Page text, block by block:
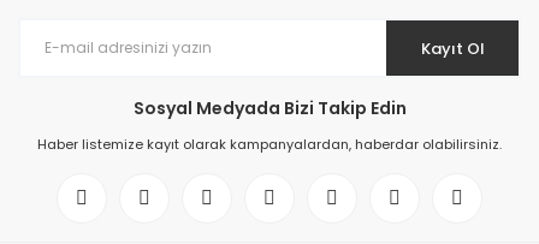
Kayıt Ol
Sosyal Medyada Bizi Takip Edin
Haber listemize kayıt olarak kampanyalardan, haberdar olabilirsiniz.